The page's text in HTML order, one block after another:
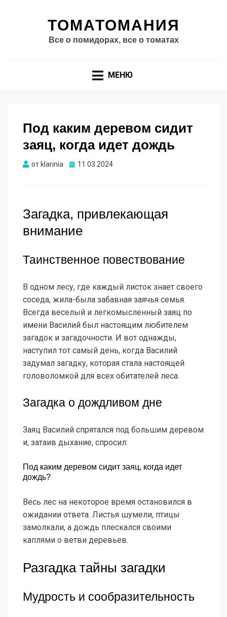
ТОМАТОМАНИЯ
Все о помидорах, все о томатах
МЕНЮ
Под каким деревом сидит
заяц, когда идет дождь
от klarinia Опубликовано
11.03.2024
Загадка, привлекающая
внимание
Таинственное повествование
В одном лесу, где каждый листок знает своего
соседа, жила-была забавная заячья семья.
Всегда веселый и легкомысленный заяц по
имени Василий был настоящим любителем
загадок и загадочности. И вот однажды,
наступил тот самый день, когда Василий
задумал загадку, которая стала настоящей
головоломкой для всех обитателей леса.
Загадка о дождливом дне
Заяц Василий спрятался под большим деревом
и, затаив дыхание, спросил:
Под каким деревом сидит заяц, когда идет
дождь?
Весь лес на некоторое время остановился в
ожидании ответа. Листья шумели, птицы
замолкали, а дождь плескался своими
каплями о ветви деревьев.
Разгадка тайны загадки
Мудрость и сообразительность